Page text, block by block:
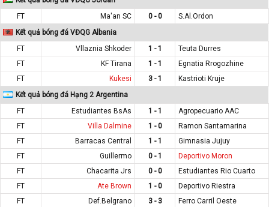
FT
Ma'an SC 0 - 0
S.Al.Ordon
Kết quả bóng đá VĐQG Albania
FT
Vllaznia Shkoder 1 - 1
Teuta Durres
FT
KF Tirana 1 - 1
Egnatia Rrogozhine
FT
Kukesi 3 - 1
Kastrioti Kruje
Kết quả bóng đá Hạng 2 Argentina
FT
Estudiantes BsAs 1 - 1
Agropecuario AAC
FT
Villa Dalmine 1 - 0
Ramon Santamarina
FT
Barracas Central 1 - 1
Gimnasia Jujuy
FT
Guillermo 0 - 1
Deportivo Moron
FT
Chacarita Jrs 0 - 0
Estudiantes Rio Cuarto
FT
Ate Brown 1 - 0
Deportivo Riestra
FT
Def.Belgrano 3 - 3
Ferro Carril Oeste